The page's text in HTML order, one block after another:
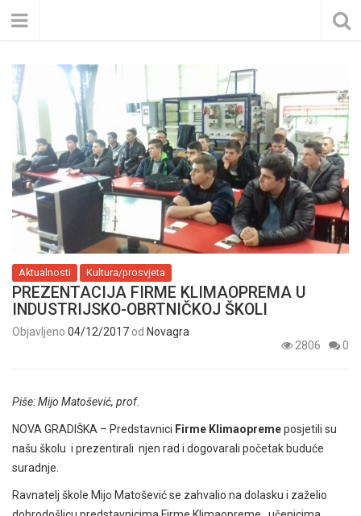
Aktualnosti Kultura/prosvjeta
PREZENTACIJA FIRME KLIMAOPREMA U
INDUSTRIJSKO-OBRTNIČKOJ ŠKOLI
Objavljeno 04/12/2017 od Novagra
2806
0
Piše: Mijo Matošević, prof.
NOVA GRADIŠKA – Predstavnici Firme Klimaopremeposjetili su
našu školu i prezentirali njen rad i dogovarali početak buduće
suradnje.
Ravnatelj škole Mijo Matošević se zahvalio na dolasku i zaželio